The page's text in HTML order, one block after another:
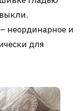
неординарное и
для